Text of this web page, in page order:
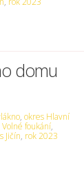
domu
,okres Hlavní
Volné foukání,
Jičín, rok 2023